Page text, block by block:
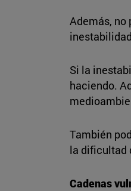
Además, no
inestabilidad
Si la
haciendo.
También
la dificultad
Cadenas